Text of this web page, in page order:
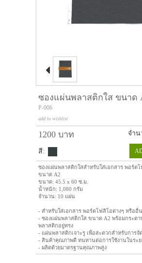

ซองแผ่นพลาสติกใส ขนาด
P-006
add to wishlist
1200 บาท จำน
สี:
ซองแผ่นพลาสติกใสสำหรับใส่เอกสาร พอร์ตโ
ขนาด A2
ขนาด: 45.5 x 60 ซ.ม.
น้ำหนัก: 1,080 กรัม
จำนวน: 10 แผ่น
- สำหรับใส่เอกสาร พอร์ตโฟลิโอต่างๆ หรืออื่
- ซองแผ่นพลาสติกใส ขนาด A2 พร้อมกระดา
พลาสติกอยู่ทรง
- แผ่นพลาสติกเจาะรู เพื่อสะดวกสำหรับการ
- สินค้าคุณภาพดี ทนทานต่อการใช้งานในระย
- ผลิตด้วยมาตรฐานคุณภาพสูง